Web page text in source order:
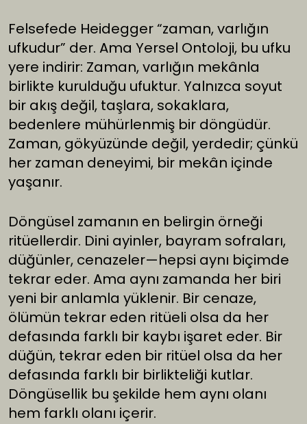
Felsefede Heidegger “zaman, varlığın
ufkudur” der. Ama Yersel Ontoloji, bu ufku
yere indirir: Zaman, varlığın mekânla
birlikte kurulduğu ufuktur. Yalnızca soyut
bir akış değil, taşlara, sokaklara,
bedenlere mühürlenmiş bir döngüdür.
Zaman, gökyüzünde değil, yerdedir; çünkü
her zaman deneyimi, bir mekân içinde
yaşanır.
Döngüsel zamanın en belirgin örneği
ritüellerdir. Dini ayinler, bayram sofraları,
düğünler, cenazeler—hepsi aynı biçimde
tekrar eder. Ama aynı zamanda her biri
yeni bir anlamla yüklenir. Bir cenaze,
ölümün tekrar eden ritüeli olsa da her
defasında farklı bir kaybı işaret eder. Bir
düğün, tekrar eden bir ritüel olsa da her
defasında farklı bir birlikteliği kutlar.
Döngüsellik bu şekilde hem aynı olanı
hem farklı olanı içerir.